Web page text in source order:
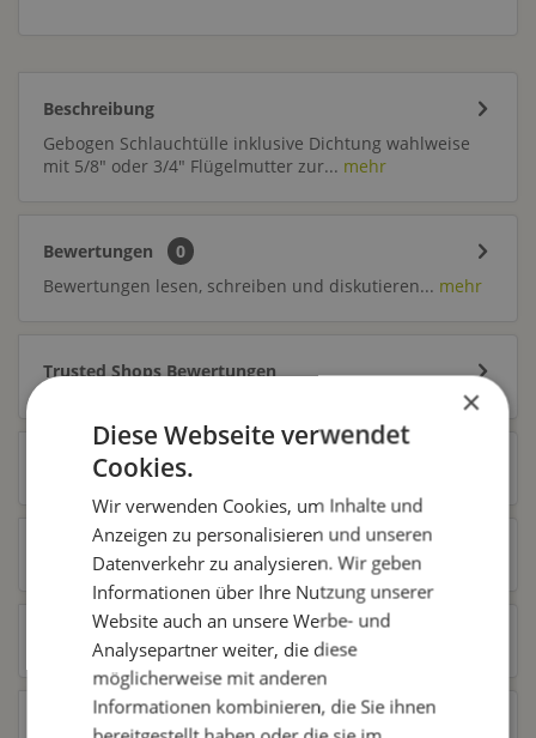
Beschreibung
Gebogen Schlauchtülle inklusive Dichtung wahlweise
mit 5/8" oder 3/4" Flügelmutter zur... mehr
Bewertungen
0
Bewertungen lesen, schreiben und diskutieren... mehr
Trusted Shops Bewertungen
Zubehör 4
Ähnliche Artikel
Kunden kauften auch
Kunden haben sich ebenfalls angesehen
×
Diese Webseite verwendet
Cookies.
Wir verwenden Cookies, um Inhalte und
Anzeigen zu personalisieren und unseren
Datenverkehr zu analysieren. Wir geben
Informationen über Ihre Nutzung unserer
Website auch an unsere Werbe- und
Analysepartner weiter, die diese
möglicherweise mit anderen
Informationen kombinieren, die Sie ihnen